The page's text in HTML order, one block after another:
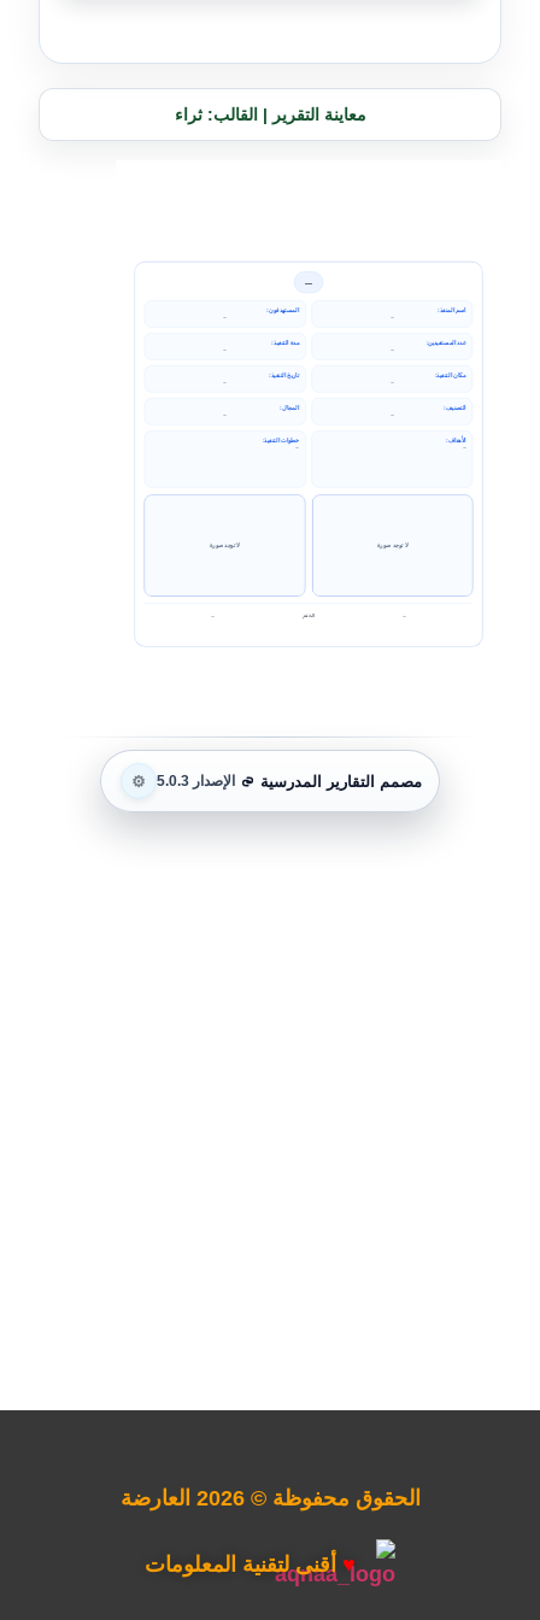
معاينة التقرير | القالب: ثراء
—
اسم المنفذ
—
المستهدفون
—
عدد المستفيدين
—
مدة التنفيذ
—
مكان التنفيذ
—
تاريخ التنفيذ
—
التصنيف
—
المجال
—
الأهداف
—
خطوات التنفيذ
—
لا توجد صورة لا توجد صورة
— الختم —
مصمم التقارير المدرسية الإصدار 5.0.3 ⚙️
الحقوق محفوظة © 2026 العارضة
♥ أقنى لتقنية المعلومات